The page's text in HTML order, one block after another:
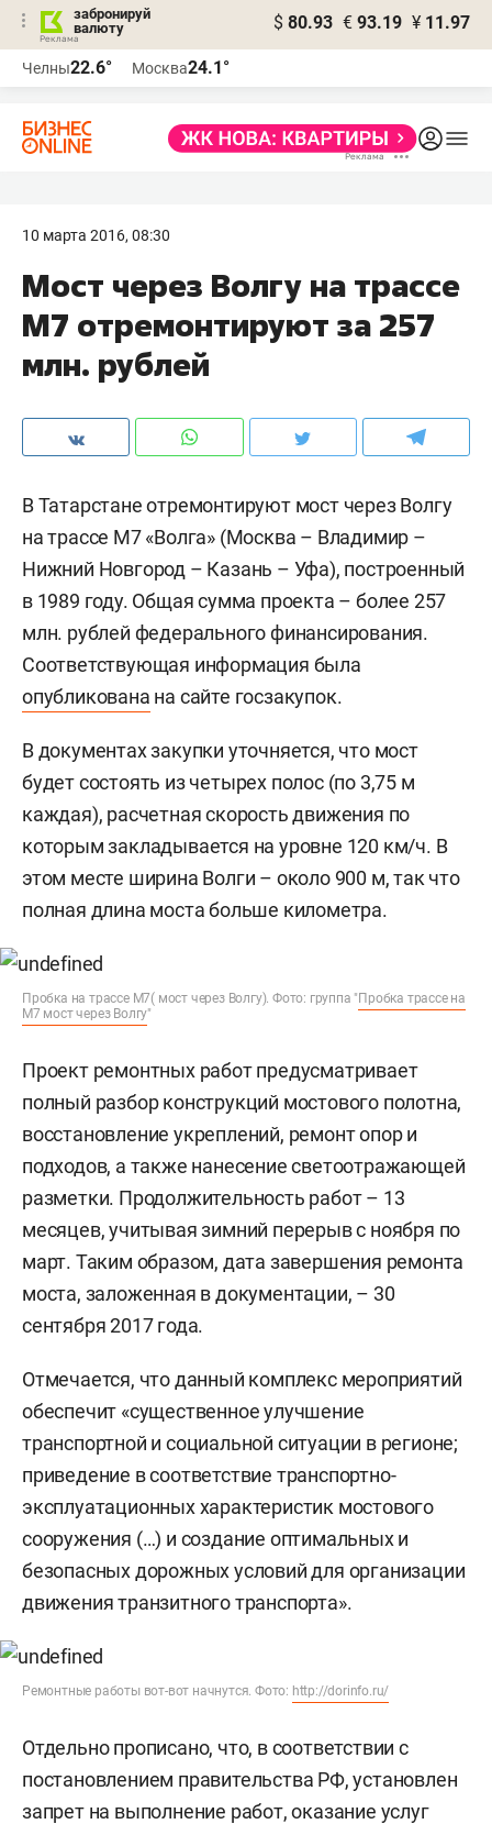
забронируй
валюту
$ 80.93 € 93.19 ¥ 11.97
Челны22.6° Москва24.1°
10 марта 2016, 08:30
​Мост через Волгу на трассе
М7 отремонтируют за 257
млн. рублей
В Татарстане отремонтируют мост через Волгу
на трассе М7 «Волга» (Москва – Владимир –
Нижний Новгород – Казань – Уфа), построенный
в 1989 году. Общая сумма проекта – более 257
млн. рублей федерального финансирования.
Соответствующая информация была
опубликована на сайте госзакупок.
В документах закупки уточняется, что мост
будет состоять из четырех полос (по 3,75 м
каждая), расчетная скорость движения по
которым закладывается на уровне 120 км/ч. В
этом месте ширина Волги – около 900 м, так что
полная длина моста больше километра.
Пробка на трассе М7( мост через Волгу). Фото: группа " Пробка трассе на
М7 мост через Волгу"
Проект ремонтных работ предусматривает
полный разбор конструкций мостового полотна,
восстановление укреплений, ремонт опор и
подходов, а также нанесение светоотражающей
разметки. Продолжительность работ – 13
месяцев, учитывая зимний перерыв с ноября по
март. Таким образом, дата завершения ремонта
моста, заложенная в документации, – 30
сентября 2017 года.
Отмечается, что данный комплекс мероприятий
обеспечит «существенное улучшение
транспортной и социальной ситуации в регионе;
приведение в соответствие транспортно-
эксплуатационных характеристик мостового
сооружения (…) и создание оптимальных и
безопасных дорожных условий для организации
движения транзитного транспорта».
Ремонтные работы вот-вот начнутся. Фото: http://dorinfo.ru/
Отдельно прописано, что, в соответствии с
постановлением правительства РФ, установлен
запрет на выполнение работ, оказание услуг